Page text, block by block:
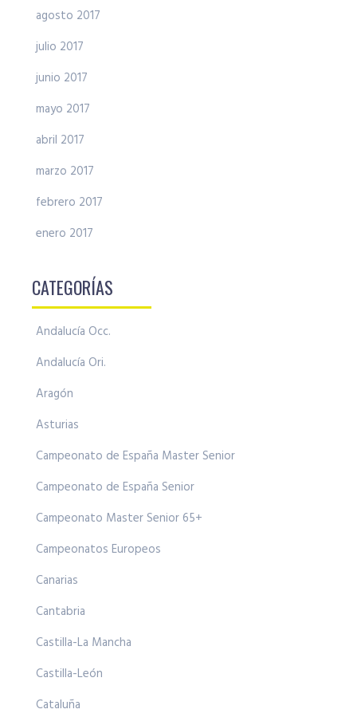
agosto 2017
julio 2017
junio 2017
mayo 2017
abril 2017
marzo 2017
febrero 2017
enero 2017
CATEGORÍAS
Andalucía Occ.
Andalucía Ori.
Aragón
Asturias
Campeonato de España Master Senior
Campeonato de España Senior
Campeonato Master Senior 65+
Campeonatos Europeos
Canarias
Cantabria
Castilla-La Mancha
Castilla-León
Cataluña